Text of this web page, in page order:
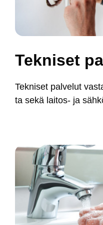
Tek­ni­set
Tek­ni­set pal­ve­lut
ta se­kä lai­tos- ja